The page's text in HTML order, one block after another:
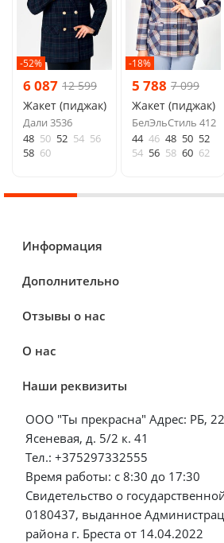
-52%
6 087 12 599
Жакет (пиджак)
Дали 3536
48 50 52 54 56
58 60
-18%
5 788 7 099
Жакет (пиджак)
БелЭльСтиль 412
44 46 48 50 52
54 56 58 60 62
Информация
Дополнительно
Отзывы о нас
О нас
Наши реквизиты
ООО "Ты прекрасна" Адрес: РБ,
Ясеневая, д. 5/2 к. 41
Тел.: +375297332555
Время работы: с 8:30 до 17:30
Свидетельство о
0180437, выданное
района г. Бреста от 14.04.2022